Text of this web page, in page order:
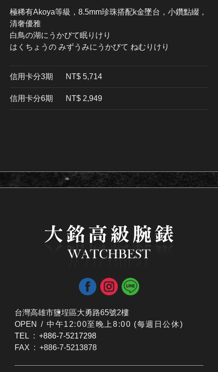
極稀有Akoya等級，8.5mm珍珠搭配k金墜台，小鑽點綴，
清奢優雅
白鳥の湖にうかびて眠りけり
はくちょうの みずうみにうかびて ねむりけり
信用卡分3期 ​NT$ 5,714
信用卡分6期 NT$ 2,949
台灣高雄市鹽埕區大勇路65號2樓
OPEN / ​中午12:00至晚上8:00 (每週日公休)
TEL : +886-7-5217298
FAX : +886-7-5213878